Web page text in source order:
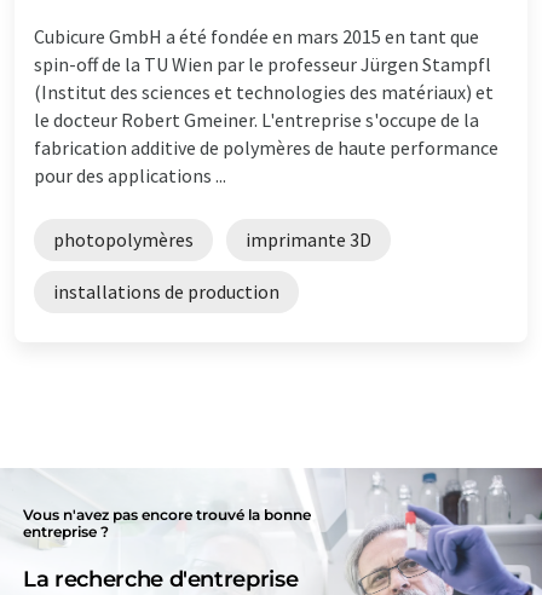
Cubicure GmbH a été fondée en mars 2015 en tant que
spin-off de la TU Wien par le professeur Jürgen Stampfl
(Institut des sciences et technologies des matériaux) et
le docteur Robert Gmeiner. L'entreprise s'occupe de la
fabrication additive de polymères de haute performance
pour des applications ...
photopolymères imprimante 3D
installations de production
Vous n'avez pas encore trouvé la bonne
entreprise ?
La recherche d'entreprise